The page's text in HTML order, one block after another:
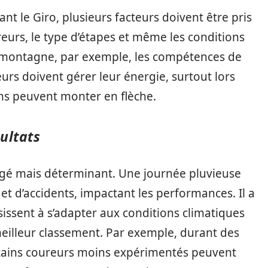
le Giro, plusieurs facteurs doivent être pris
le type d’étapes et même les conditions
par exemple, les compétences de
doivent gérer leur énergie, surtout lors
peuvent monter en flèche.
mais déterminant. Une journée pluvieuse
d’accidents, impactant les performances. Il a
à s’adapter aux conditions climatiques
classement. Par exemple, durant des
coureurs moins expérimentés peuvent